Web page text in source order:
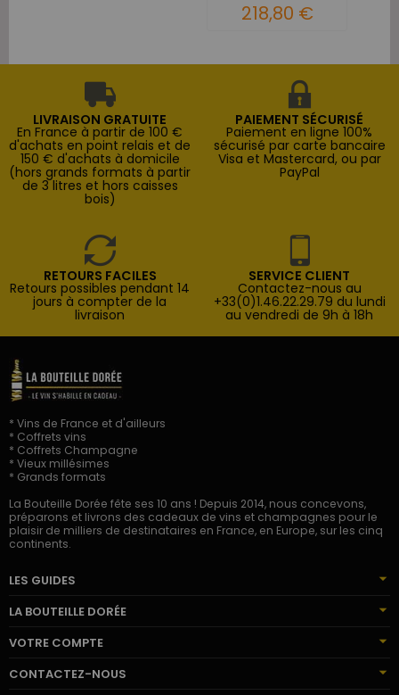
218,80 €
LIVRAISON GRATUITE
En France à partir de 100 €
d'achats en point relais et de
150 € d'achats à domicile
(hors grands formats à partir
de 3 litres et hors caisses
bois)
PAIEMENT SÉCURISÉ
Paiement en ligne 100%
sécurisé par carte bancaire
Visa et Mastercard, ou par
PayPal
RETOURS FACILES
Retours possibles pendant 14
jours à compter de la
livraison
SERVICE CLIENT
Contactez-nous au
+33(0)1.46.22.29.79 du lundi
au vendredi de 9h à 18h
* Vins de France et d'ailleurs
* Coffrets vins
* Coffrets Champagne
* Vieux millésimes
* Grands formats
La Bouteille Dorée fête ses 10 ans ! Depuis 2014, nous concevons,
préparons et livrons des cadeaux de vins et champagnes pour le
plaisir de milliers de destinataires en France, en Europe, sur les cinq
continents.
LES GUIDES
LA BOUTEILLE DORÉE
VOTRE COMPTE
CONTACTEZ-NOUS